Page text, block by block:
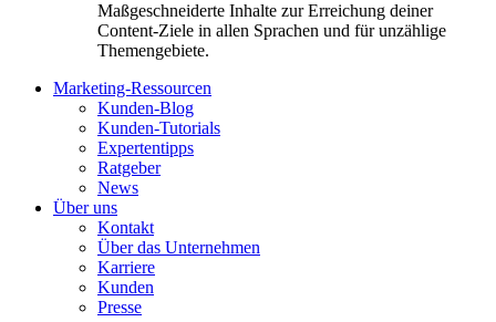
Maßgeschneiderte Inhalte zur Erreichung deiner
Content-Ziele in allen Sprachen und für unzählige
Themengebiete.
Marketing-Ressourcen
Kunden-Blog
Kunden-Tutorials
Expertentipps
Ratgeber
News
Über uns
Kontakt
Über das Unternehmen
Karriere
Kunden
Presse